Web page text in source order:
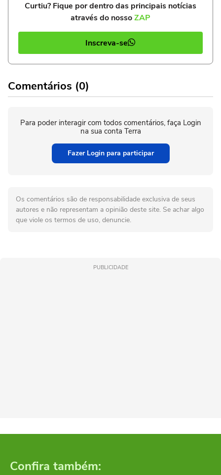
Curtiu? Fique por dentro das principais notícias
através do nossoZAP
Inscreva-se
Comentários (0)
Para poder interagir com todos comentários, faça Login
na sua conta Terra
Fazer Login para participar
Os comentários são de responsabilidade exclusiva de seus
autores e não representam a opinião deste site. Se achar algo
que viole os termos de uso, denuncie.
PUBLICIDADE
Confira também: